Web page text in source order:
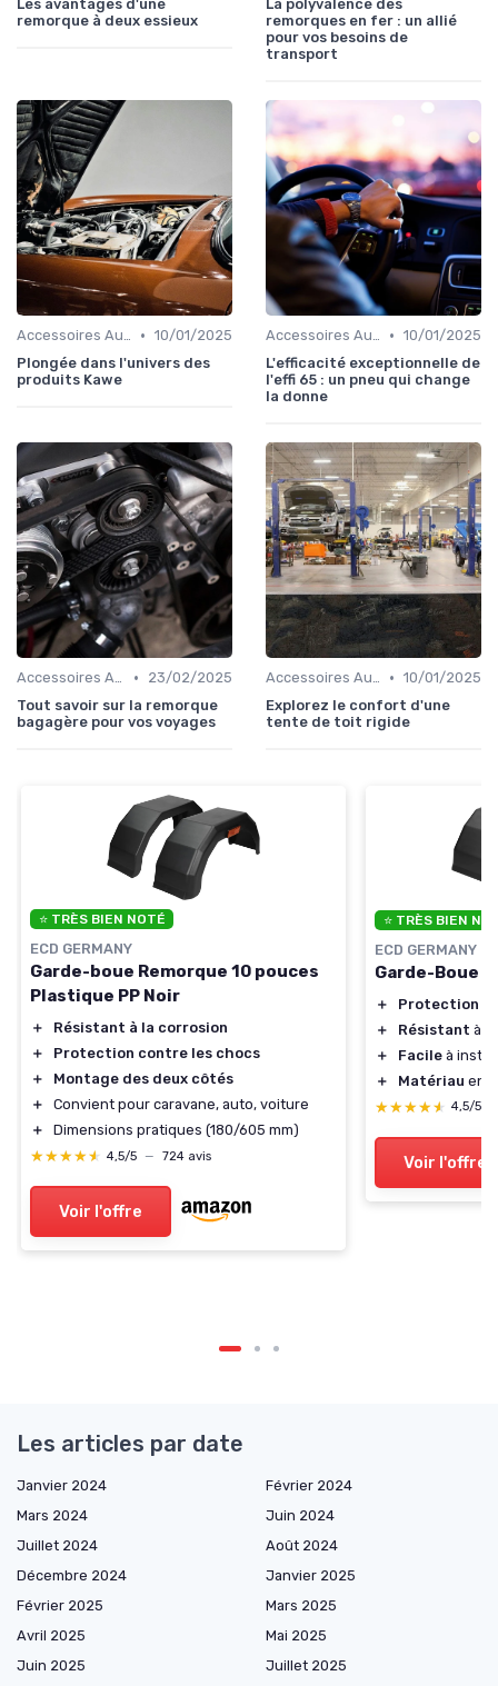
Les avantages d'une
remorque à deux essieux
La polyvalence des
remorques en fer : un allié
pour vos besoins de
transport
Accessoires Auto • 10/01/2025
Plongée dans l'univers des
produits Kawe
Accessoires Auto • 10/01/2025
L'efficacité exceptionnelle de
l'effi 65 : un pneu qui change
la donne
Accessoires Auto •
23/02/2025
Tout savoir sur la remorque
bagagère pour vos voyages
Accessoires Auto • 10/01/2025
Explorez le confort d'une
tente de toit rigide
⭐ TRÈS BIEN NOTÉ
ECD GERMANY
Garde-boue Remorque 10 pouces
Plastique PP Noir
＋
Résistant à la corrosion
＋
Protection contre les chocs
＋
Montage des deux côtés
＋
Convient pour caravane, auto, voiture
＋
Dimensions pratiques (180/605 mm)
★★★★★
★★★★★ 4,5/5 — 724 avis
Voir l'offre
⭐ TRÈS BIEN
ECD GERMANY
Garde-Boue
＋ Protection
＋
Résistant à
＋
Facile à
＋
Matériau en
★★★★★
★★★★★ 4,5/5
Voir l'offre
Les articles par date
Janvier 2024
Février 2024
Mars 2024
Juin 2024
Juillet 2024
Août 2024
Décembre 2024
Janvier 2025
Février 2025
Mars 2025
Avril 2025
Mai 2025
Juin 2025
Juillet 2025